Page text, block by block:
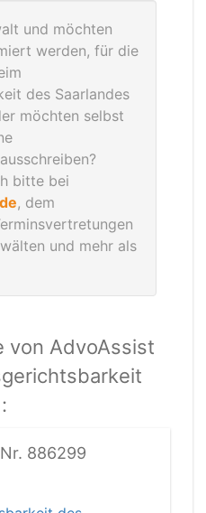
und möchten
werden, für die
des Saarlandes
möchten selbst
bitte bei
, dem
und mehr als
von AdvoAssist
886299